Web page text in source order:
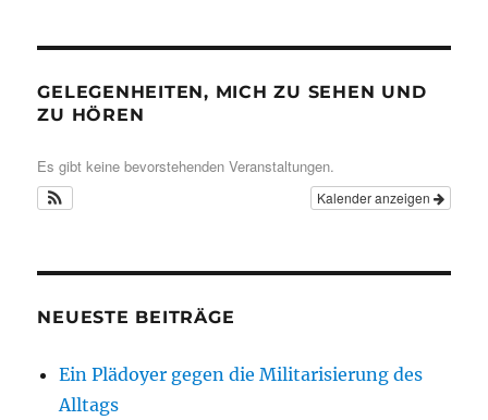
GELEGENHEITEN, MICH ZU SEHEN UND
ZU HÖREN
Es gibt keine bevorstehenden Veranstaltungen.
Kalender anzeigen
NEUESTE BEITRÄGE
Ein Plädoyer gegen die Militarisierung des
Alltags